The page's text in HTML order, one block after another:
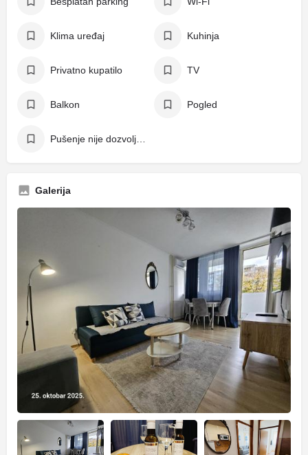
Klima uređaj Kuhinja
Privatno kupatilo TV
Balkon Pogled
Galerija